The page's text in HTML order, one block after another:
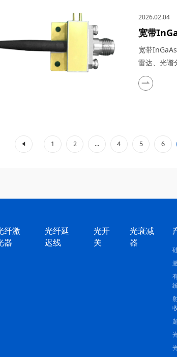
纤激光器的
2026.02.04
宽带
在光纤
量子通
宽带
雷达、光谱
InGaAs光
凭借其超低
1 2 ... 4 5 6
纤激
器
光纤延
迟线
光开
关
光衰减
器